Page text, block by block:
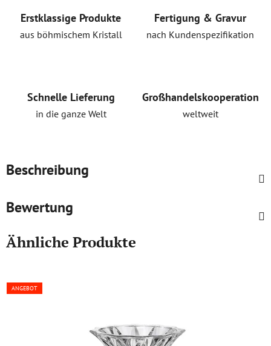
Erstklassige Produkte
aus böhmischem Kristall
Fertigung & Gravur
nach Kundenspezifikation
Schnelle Lieferung
in die ganze Welt
Großhandelskooperation
weltweit
Beschreibung
Bewertung
Ähnliche Produkte
ANGEBOT